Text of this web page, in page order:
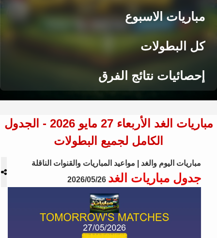
مباريات الاسبوع
كل البطولات
إحصائيات نتائج الفرق
مباريات الغد الأربعاء 27 مايو 2026 - الجدول
الكامل لجميع البطولات
مباريات اليوم والغد | مواعيد المباريات والقنوات الناقلة
جدول مباريات الغد 2026/05/26